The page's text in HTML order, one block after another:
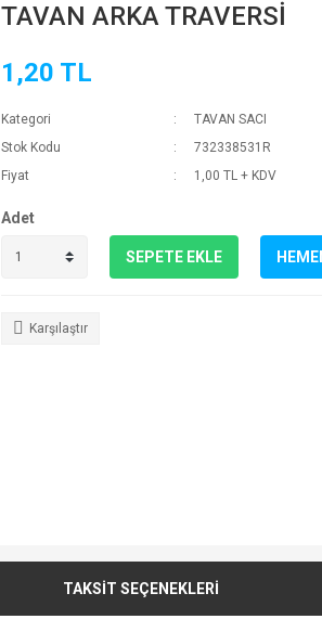
TAVAN ARKA TRAVERSİ
1,20 TL
Kategori
TAVAN SACI
Stok Kodu
732338531R
Fiyat
1,00 TL + KDV
Adet
SEPETE EKLE
Karşılaştır
TAKSİT SEÇENEKLERİ